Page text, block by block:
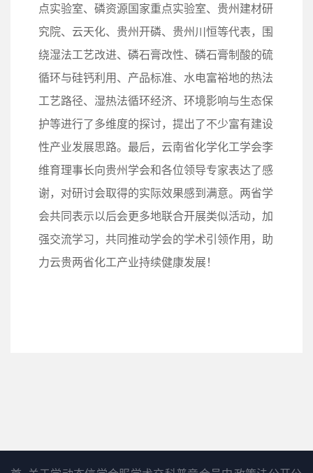
点实验室、磷资源国家重点实验室、贵州建材研
究院、云天化、贵州开磷、贵州川恒等代表，围
绕湿法工艺改进、磷石膏改性、磷石膏制酸的硫
循环与硅钙利用、产品标准、水电富裕地的热法
工艺路径、湿热法循环经济、环境影响与生态保
护等进行了多维度的探讨，提出了不少富有建设
性产业发展思路。最后，云南省化学化工学会李
维育理事长向贵州学会和各位领导专家表达了感
谢，对研讨会取得的实际效果感到满意。两省学
会共同表示以后会更多地联合开展类似活动，加
强交流学习，共同推动学会的学术引领作用，助
力云贵两省化工产业持续健康发展！